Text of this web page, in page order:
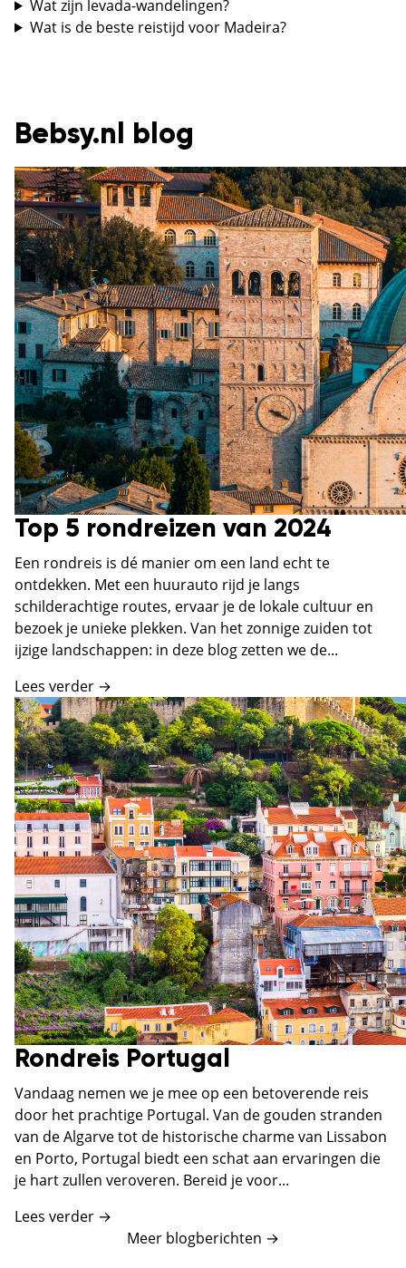
Wat zijn levada-wandelingen?
Wat is de beste reistijd voor Madeira?
Bebsy.nl blog
Top 5 rondreizen van 2024
Een rondreis is dé manier om een land echt te
ontdekken. Met een huurauto rijd je langs
schilderachtige routes, ervaar je de lokale cultuur en
bezoek je unieke plekken. Van het zonnige zuiden tot
ijzige landschappen: in deze blog zetten we de...
Lees verder →
Rondreis Portugal
Vandaag nemen we je mee op een betoverende reis
door het prachtige Portugal. Van de gouden stranden
van de Algarve tot de historische charme van Lissabon
en Porto, Portugal biedt een schat aan ervaringen die
je hart zullen veroveren. Bereid je voor...
Lees verder →
Meer blogberichten →